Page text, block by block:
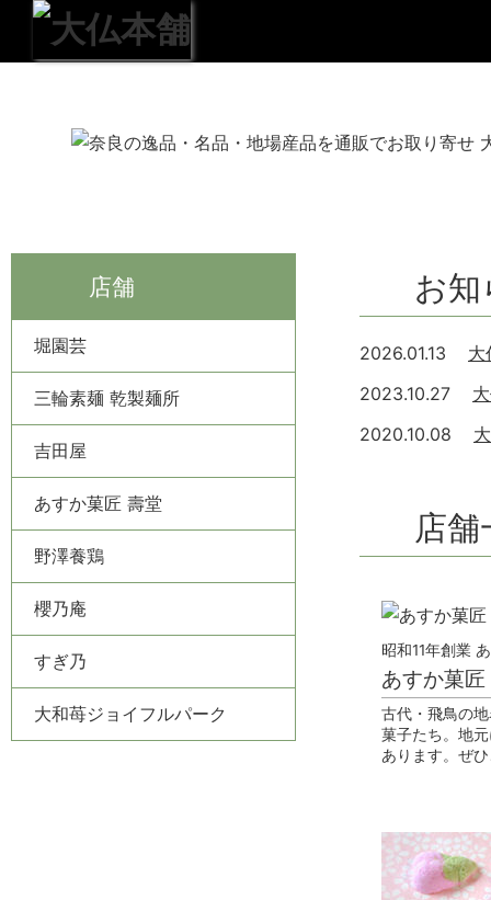
店舗
堀園芸
三輪素麺 乾製麺所
吉田屋
あすか菓匠 壽堂
野澤養鶏
櫻乃庵
すぎ乃
大和苺ジョイフルパーク
お
2026.01.13
大
2023.10.27
2020.10.08
店舗
昭和11年創業
あすか菓匠
古代・飛鳥の
菓子たち。地
あります。ぜ